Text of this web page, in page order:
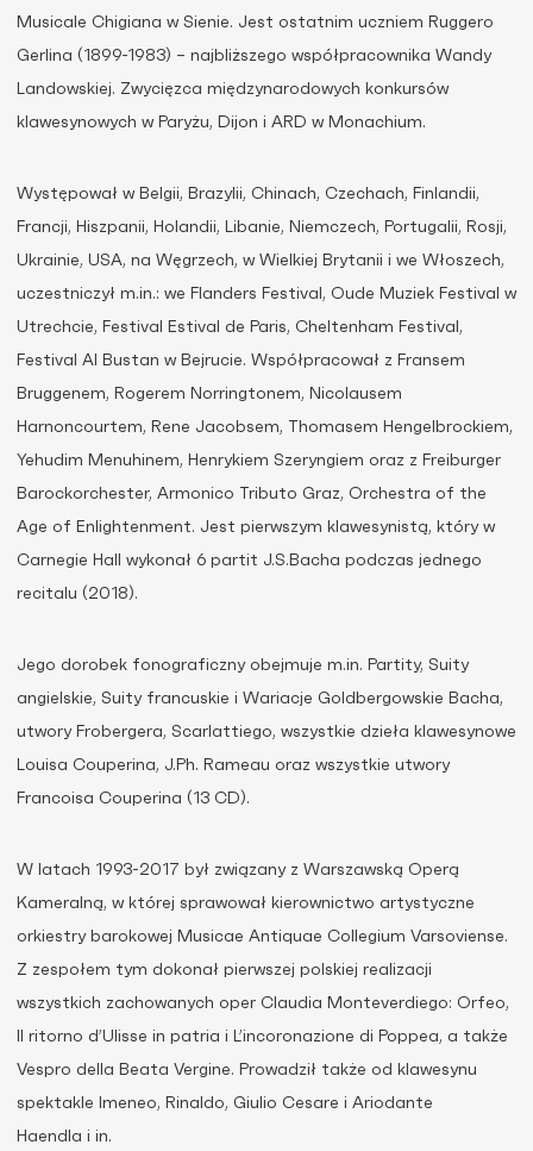
Musicale Chigiana w Sienie. Jest ostatnim uczniem Ruggero
Gerlina (1899-1983) – najbliższego współpracownika Wandy
Landowskiej. Zwycięzca międzynarodowych konkursów
klawesynowych w Paryżu, Dijon i ARD w Monachium.
Występował w Belgii, Brazylii, Chinach, Czechach, Finlandii,
Francji, Hiszpanii, Holandii, Libanie, Niemczech, Portugalii, Rosji,
Ukrainie, USA, na Węgrzech, w Wielkiej Brytanii i we Włoszech,
uczestniczył m.in.: we Flanders Festival, Oude Muziek Festival w
Utrechcie, Festival Estival de Paris, Cheltenham Festival,
Festival Al Bustan w Bejrucie. Współpracował z Fransem
Bruggenem, Rogerem Norringtonem, Nicolausem
Harnoncourtem, Rene Jacobsem, Thomasem Hengelbrockiem,
Yehudim Menuhinem, Henrykiem Szeryngiem oraz z Freiburger
Barockorchester, Armonico Tributo Graz, Orchestra of the
Age of Enlightenment. Jest pierwszym klawesynistą, który w
Carnegie Hall wykonał 6 partit J.S.Bacha podczas jednego
recitalu (2018).
Jego dorobek fonograficzny obejmuje m.in. Partity, Suity
angielskie, Suity francuskie i Wariacje Goldbergowskie Bacha,
utwory Frobergera, Scarlattiego, wszystkie dzieła klawesynowe
Louisa Couperina, J.Ph. Rameau oraz wszystkie utwory
Francoisa Couperina (13 CD).
W latach 1993-2017 był związany z Warszawską Operą
Kameralną, w której sprawował kierownictwo artystyczne
orkiestry barokowej Musicae Antiquae Collegium Varsoviense.
Z zespołem tym dokonał pierwszej polskiej realizacji
wszystkich zachowanych oper Claudia Monteverdiego: Orfeo,
Il ritorno d’Ulisse in patria i L’incoronazione di Poppea, a także
Vespro della Beata Vergine. Prowadził także od klawesynu
spektakle Imeneo, Rinaldo, Giulio Cesare i Ariodante
Haendla i in.